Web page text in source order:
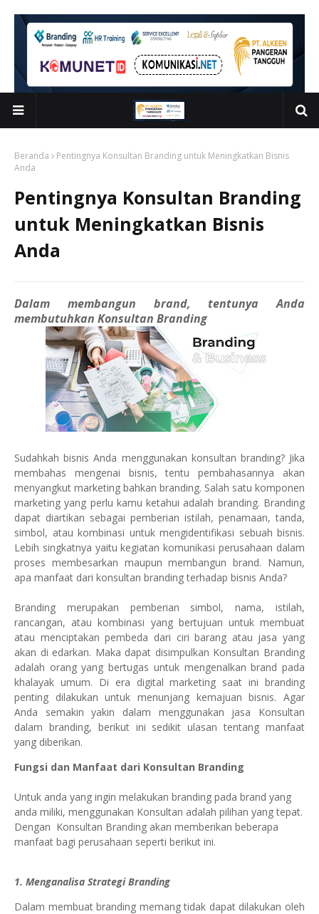
Beranda
Pentingnya Konsultan Branding untuk Meningkatkan Bisnis
Anda
Pentingnya Konsultan Branding
untuk Meningkatkan Bisnis
Anda
Dalam membangun brand, tentunya Anda
membutuhkan Konsultan Branding
Sudahkah bisnis Anda menggunakan konsultan branding? Jika
membahas mengenai bisnis, tentu pembahasannya akan
menyangkut marketing bahkan branding. Salah satu komponen
marketing yang perlu kamu ketahui adalah branding. Branding
dapat diartikan sebagai pemberian istilah, penamaan, tanda,
simbol, atau kombinasi untuk mengidentifikasi sebuah bisnis.
Lebih singkatnya yaitu kegiatan komunikasi perusahaan dalam
proses membesarkan maupun membangun brand. Namun,
apa manfaat dari konsultan branding terhadap bisnis Anda?
Branding merupakan pemberian simbol, nama, istilah,
rancangan, atau kombinasi yang bertujuan untuk membuat
atau menciptakan pembeda dari ciri barang atau jasa yang
akan di edarkan. Maka dapat disimpulkan Konsultan Branding
adalah orang yang bertugas untuk mengenalkan brand pada
khalayak umum. Di era digital marketing saat ini branding
penting dilakukan untuk menunjang kemajuan bisnis. Agar
Anda semakin yakin dalam menggunakan jasa Konsultan
dalam branding, berikut ini sedikit ulasan tentang manfaat
yang diberikan.
Fungsi dan Manfaat dari Konsultan Branding
Untuk anda yang ingin melakukan branding pada brand yang
anda miliki, menggunakan Konsultan adalah pilihan yang tepat.
Dengan Konsultan Branding akan memberikan beberapa
manfaat bagi perusahaan seperti berikut ini.
1. Menganalisa Strategi Branding
Dalam membuat branding memang tidak dapat dilakukan oleh